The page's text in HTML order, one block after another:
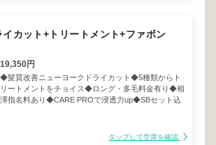
イカット+トリートメント+ファボン
19,350円
◆髪質改善ニューヨークドライカット◆5種類からト
リートメントをチョイス◆ロング・多毛料金有り◆相
澤指名料あり◆CARE PROで浸透力up◆SBセット込
タップして空席を確認